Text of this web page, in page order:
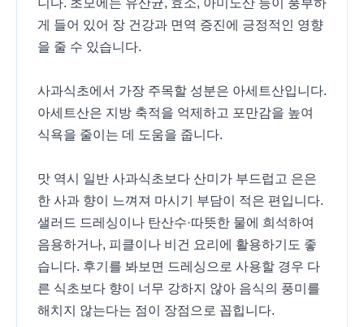
니다. 초모에는 유산균, 효소, 아미노산 등이 풍부하
게 들어 있어 장 건강과 면역 증진에 긍정적인 영향
을 줄 수 있습니다.
사과식초에서 가장 주목할 성분은 아세트산입니다.
아세트산은 지방 축적을 억제하고 포만감을 높여
식욕을 줄이는 데 도움을 줍니다.
맛 역시 일반 사과식초보다 산미가 부드럽고 은은
한 사과 향이 느껴져 마시기 부담이 적은 편입니다.
샐러드 드레싱이나 탄산수·따뜻한 물에 희석하여
음용하거나, 피클이나 비건 요리에 활용하기도 좋
습니다. 후기를 봐보면 드레싱으로 사용할 경우 다
른 식초보다 향이 너무 강하지 않아 음식의 풍미를
해치지 않는다는 점이 장점으로 꼽힙니다.